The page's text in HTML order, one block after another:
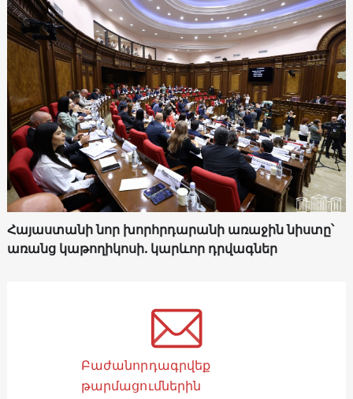
Հայաստանի նոր խորհրդարանի առաջին նիստը՝
առանց կաթողիկոսի. կարևոր դրվագներ
Բաժանորդագրվեք
թարմացումներին